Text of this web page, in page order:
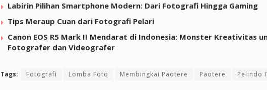
Labirin Pilihan Smartphone Modern: Dari Fotografi Hingga Gaming
Tips Meraup Cuan dari Fotografi Pelari
Canon EOS R5 Mark II Mendarat di Indonesia: Monster Kreativitas
Fotografer dan Videografer
Tags: Fotografi Lomba Foto Membingkai Paotere Paotere Pelindo